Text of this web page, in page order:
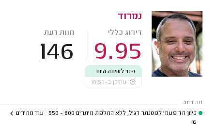
נמרוד
דירוג כללי
9.95
חוות דעת
146
פנוי לשיחה היום
עודכן ב-16:50
מחירים:
כיוון חד פעמי לפסנתר רגיל, ללא החלפת מיתרים 800 - 550
₪
עוד מחירים